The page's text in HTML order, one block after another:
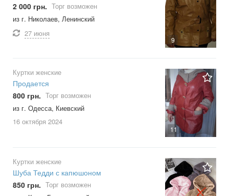
9
2 000 грн. Торг возможен
из г. Николаев, Ленинский
27 июня
11
Куртки женские
Продается
800 грн. Торг возможен
из г. Одесса, Киевский
16 октября 2024
Куртки женские
Шуба Тедди с капюшоном
850 грн. Торг возможен